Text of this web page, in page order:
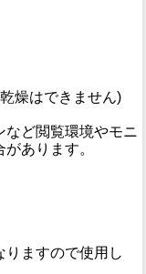
燥はできません)
など閲覧環境やモニ
あります。
りますので使用し